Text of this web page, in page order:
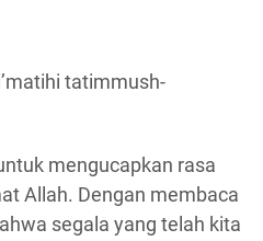
tatimmush-
mengucapkan rasa
Allah. Dengan membaca
segala yang telah kita